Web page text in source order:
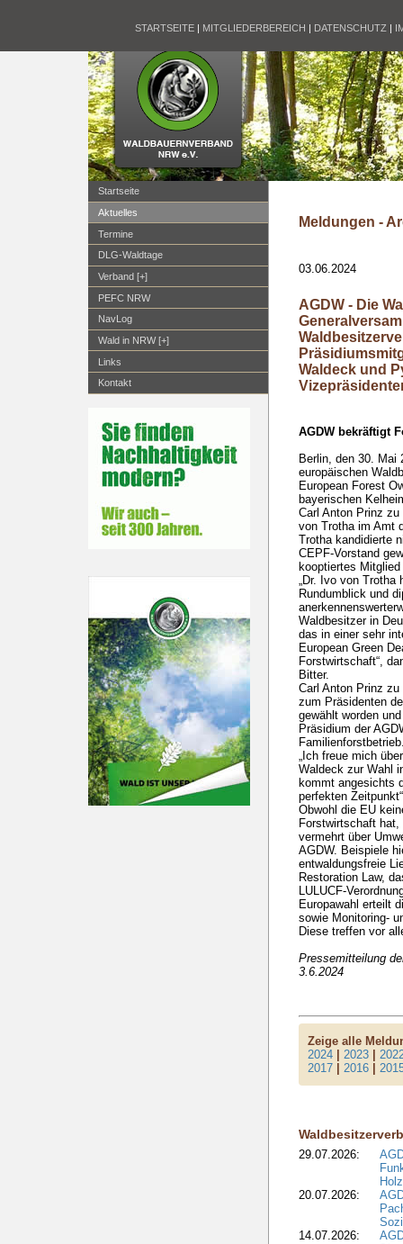
STARTSEITE | MITGLIEDERBEREICH | DATENSCHUTZ |
Startseite
Aktuelles
Termine
DLG-Waldtage
Verband [+]
PEFC NRW
NavLog
Wald in NRW [+]
Links
Kontakt
Meldungen -
03.06.2024
AGDW - Die
Waldeck und
AGDW bekräftigt
Berlin, den 30. Mai
europäischen
European Forest
bayerischen
Carl Anton Prinz
von Trotha im Amt
Trotha kandidierte
CEPF-Vorstand
kooptiertes
„Dr. Ivo von
Rundumblick und
Waldbesitzer in
das in einer sehr
European Green
Forstwirtschaft“,
Bitter.
Carl Anton Prinz
zum Präsidenten
gewählt worden
Präsidium der
„Ich freue mich
Waldeck zur Wahl
kommt angesichts
perfekten
Obwohl die EU
Forstwirtschaft
vermehrt über
AGDW. Beispiele
entwaldungsfreie
Restoration Law,
LULUCF-
Europawahl erteilt
sowie Monitoring-
Diese treffen vor
Pressemitteilung
3.6.2024
Zeige alle
2024 |2023 |
2017 |2016 |
29.07.2026:
20.07.2026:
14.07.2026: